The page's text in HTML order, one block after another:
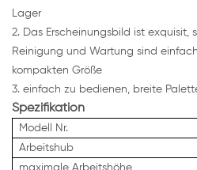
Lager
2. Das Erscheinungsbild ist
Reinigung und Wartung sind
kompakten Größe
3. einfach zu bedienen, breite
Spezifikation
Modell Nr.
Arbeitshub
maximale Arbeitshöhe